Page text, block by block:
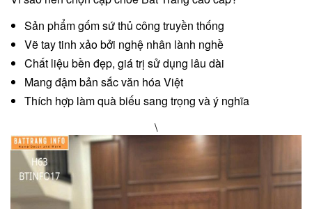
Sản phẩm gốm sứ thủ công truyền thống
Vẽ tay tinh xảo bởi nghệ nhân lành nghề
Chất liệu bền đẹp, giá trị sử dụng lâu dài
Mang đậm bản sắc văn hóa Việt
Thích hợp làm quà biếu sang trọng và ý nghĩa
\